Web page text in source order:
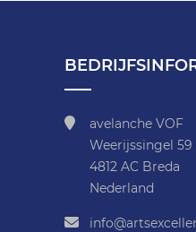
avelanche VOF
Weerijssingel 59
4812 AC Breda
Nederland